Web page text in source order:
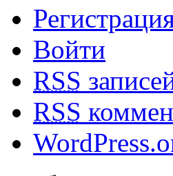
Войти
RSS
RSS